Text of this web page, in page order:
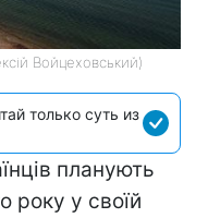
Войцеховський)
только суть из
планують
року у своїй